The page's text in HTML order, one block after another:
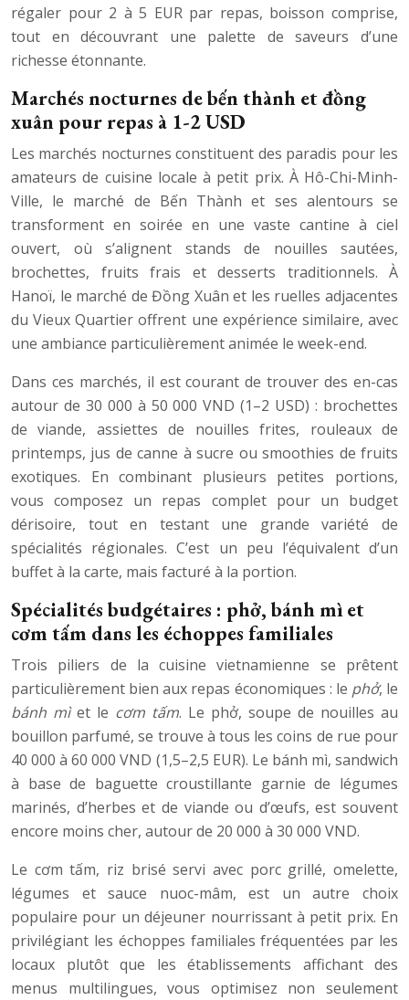
régaler pour 2 à 5 EUR par repas, boisson comprise,
tout en découvrant une palette de saveurs d’une
richesse étonnante.
Marchés nocturnes de bến thành et đồng
xuân pour repas à 1-2 USD
Les marchés nocturnes constituent des paradis pour les
amateurs de cuisine locale à petit prix. À Hô-Chi-Minh-
Ville, le marché de Bến Thành et ses alentours se
transforment en soirée en une vaste cantine à ciel
ouvert, où s’alignent stands de nouilles sautées,
brochettes, fruits frais et desserts traditionnels. À
Hanoï, le marché de Đồng Xuân et les ruelles adjacentes
du Vieux Quartier offrent une expérience similaire, avec
une ambiance particulièrement animée le week-end.
Dans ces marchés, il est courant de trouver des en-cas
autour de 30 000 à 50 000 VND (1–2 USD) : brochettes
de viande, assiettes de nouilles frites, rouleaux de
printemps, jus de canne à sucre ou smoothies de fruits
exotiques. En combinant plusieurs petites portions,
vous composez un repas complet pour un budget
dérisoire, tout en testant une grande variété de
spécialités régionales. C’est un peu l’équivalent d’un
buffet à la carte, mais facturé à la portion.
Spécialités budgétaires : phở, bánh mì et
cơm tấm dans les échoppes familiales
Trois piliers de la cuisine vietnamienne se prêtent
particulièrement bien aux repas économiques : le phở, le
bánh mìet le cơm tấm. Le phở, soupe de nouilles au
bouillon parfumé, se trouve à tous les coins de rue pour
40 000 à 60 000 VND (1,5–2,5 EUR). Le bánh mì, sandwich
à base de baguette croustillante garnie de légumes
marinés, d’herbes et de viande ou d’œufs, est souvent
encore moins cher, autour de 20 000 à 30 000 VND.
Le cơm tấm, riz brisé servi avec porc grillé, omelette,
légumes et sauce nuoc-mâm, est un autre choix
populaire pour un déjeuner nourrissant à petit prix. En
privilégiant les échoppes familiales fréquentées par les
locaux plutôt que les établissements affichant des
menus multilingues, vous optimisez non seulement